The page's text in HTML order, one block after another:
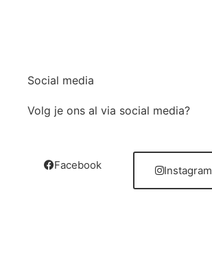
Social media
Volg je ons al via social media?
Facebook Instagram